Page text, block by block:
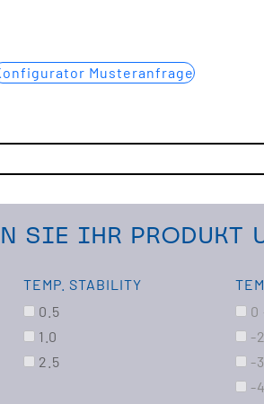
Musteranfrage